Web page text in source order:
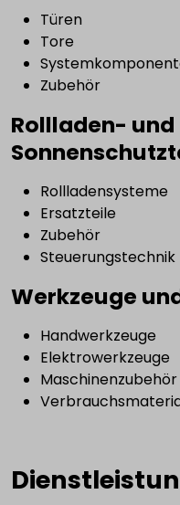
Türen
Tore
Zubehör
Rollladen- und
Rollladensysteme
Ersatzteile
Zubehör
Steuerungstechnik
Werkzeuge
Handwerkzeuge
Elektrowerkzeuge
Maschinenzubehör